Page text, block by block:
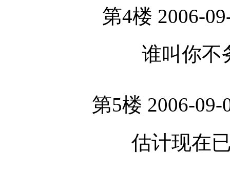
第4楼 2006-
谁叫你不
第5楼 2006-
估计现在